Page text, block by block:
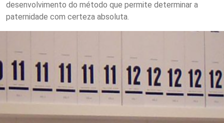
desenvolvimento do método que permite determinar a
paternidade com certeza absoluta.